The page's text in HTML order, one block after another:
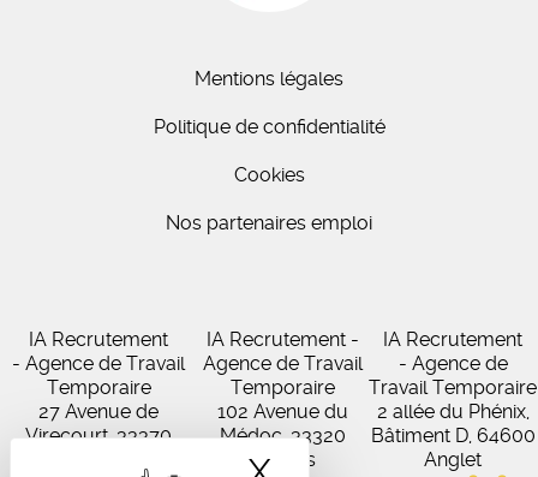
Mentions légales
Politique de confidentialité
Cookies
Nos partenaires emploi
IA Recrutement
- Agence de Travail
Temporaire
27 Avenue de
Virecourt, 33370
IA Recrutement -
Agence de Travail
Temporaire
102 Avenue du
Médoc, 33320
Eysines
IA Recrutement
- Agence de
Travail Temporaire
2 allée du Phénix,
Bâtiment D, 64600
Anglet